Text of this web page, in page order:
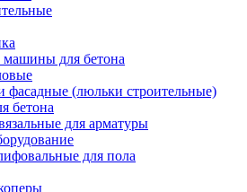
машины для бетона
фасадные (люльки строительные)
бетона
для арматуры
для пола